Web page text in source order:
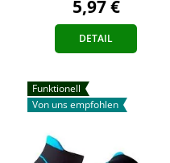
5,97 €
DETAIL
Funktionell
Von uns empfohlen